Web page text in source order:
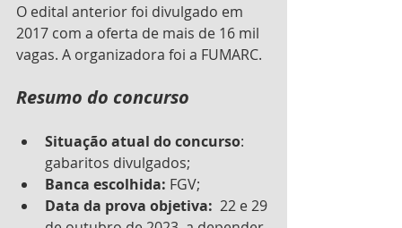
O edital anterior foi divulgado em
2017 com a oferta de mais de 16 mil
vagas. A organizadora foi a FUMARC.
Resumo do concurso
Situação atual do concurso:
gabaritos divulgados;
Banca escolhida: FGV;
Data da prova objetiva:
  22 e 29